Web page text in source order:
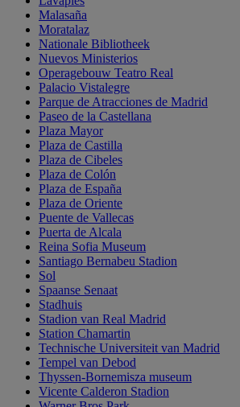
Malasaña
Moratalaz
Nationale Bibliotheek
Nuevos Ministerios
Operagebouw Teatro Real
Palacio Vistalegre
Parque de Atracciones de Madrid
Paseo de la Castellana
Plaza Mayor
Plaza de Castilla
Plaza de Cibeles
Plaza de Colón
Plaza de España
Plaza de Oriente
Puente de Vallecas
Puerta de Alcala
Reina Sofia Museum
Santiago Bernabeu Stadion
Sol
Spaanse Senaat
Stadhuis
Stadion van Real Madrid
Station Chamartin
Technische Universiteit van Madrid
Tempel van Debod
Thyssen-Bornemisza museum
Vicente Calderon Stadion